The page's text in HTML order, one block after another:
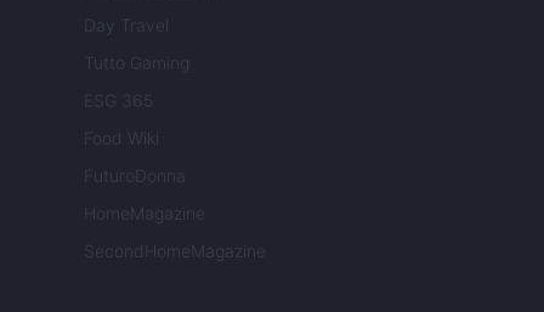
Day Travel
Tutto Gaming
ESG 365
Food Wiki
FuturoDonna
HomeMagazine
SecondHomeMagazine